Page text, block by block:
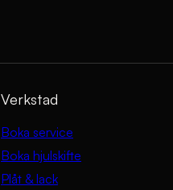
Verkstad
Boka service
Boka hjulskifte
Plåt & lack